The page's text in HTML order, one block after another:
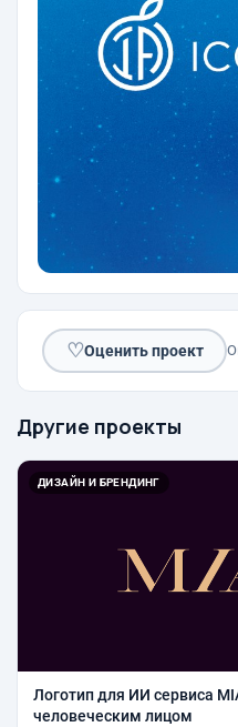
♡Оценить проект
Другие проекты
ДИЗАЙН И БРЕНДИНГ
Логотип для ИИ сервиса
человеческим лицом